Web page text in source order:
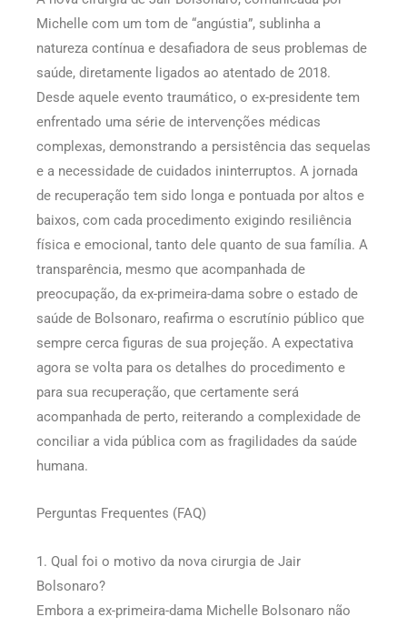
Michelle com um tom de “angústia”, sublinha a
natureza contínua e desafiadora de seus problemas de
saúde, diretamente ligados ao atentado de 2018.
Desde aquele evento traumático, o ex-presidente tem
enfrentado uma série de intervenções médicas
complexas, demonstrando a persistência das sequelas
e a necessidade de cuidados ininterruptos. A jornada
de recuperação tem sido longa e pontuada por altos e
baixos, com cada procedimento exigindo resiliência
física e emocional, tanto dele quanto de sua família. A
transparência, mesmo que acompanhada de
preocupação, da ex-primeira-dama sobre o estado de
saúde de Bolsonaro, reafirma o escrutínio público que
sempre cerca figuras de sua projeção. A expectativa
agora se volta para os detalhes do procedimento e
para sua recuperação, que certamente será
acompanhada de perto, reiterando a complexidade de
conciliar a vida pública com as fragilidades da saúde
humana.
Perguntas Frequentes (FAQ)
1. Qual foi o motivo da nova cirurgia de Jair
Bolsonaro?
Embora a ex-primeira-dama Michelle Bolsonaro não